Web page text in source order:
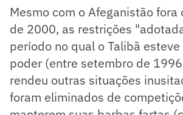
Mesmo com o Afeganistão fora
de 2000, as restrições
período no qual o Talibã
poder (entre setembro de
rendeu outras situações
foram eliminados de